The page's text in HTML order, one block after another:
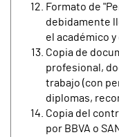
Formato de
debidamente
el académico
Copia de
profesional,
trabajo (con
diplomas,
Copia del
por BBVA o